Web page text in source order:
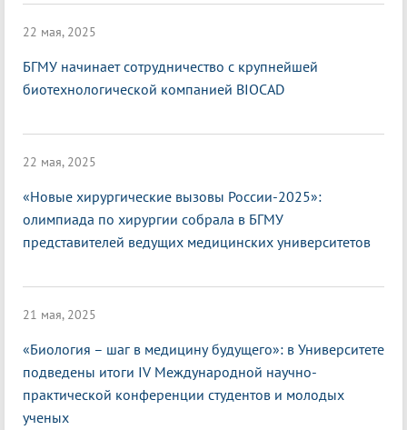
22 мая, 2025
БГМУ начинает сотрудничество с крупнейшей
биотехнологической компанией BIOCAD
22 мая, 2025
«Новые хирургические вызовы России-2025»:
олимпиада по хирургии собрала в БГМУ
представителей ведущих медицинских университетов
21 мая, 2025
«Биология – шаг в медицину будущего»: в Университете
подведены итоги IV Международной научно-
практической конференции студентов и молодых
ученых